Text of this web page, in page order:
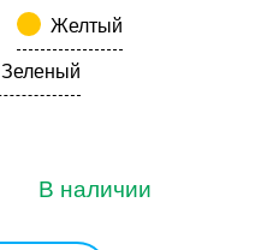
Желтый
Зеленый
В наличии